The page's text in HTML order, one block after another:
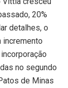
20%
detalhes, o
incremento
no segundo
de Minas